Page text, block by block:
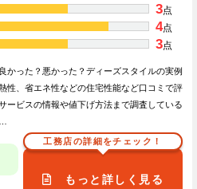
3点
4点
3点
かった？悪かった？ディーズスタイルの実例
性、省エネ性などの住宅性能など口コミで評
ービスの情報や値下げ方法まで調査している
工務店の詳細をチェック！
もっと詳しく見る